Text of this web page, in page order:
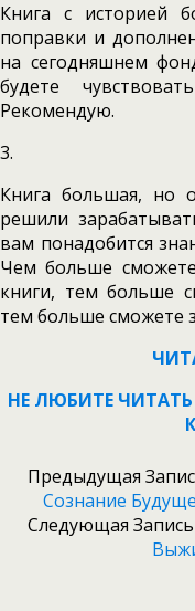
Книга с историей
поправки и
на сегодняшнем
будете
Рекомендую.
3.
Книга большая, но
решили
вам понадобится
Чем больше
книги, тем больше
тем больше сможете
НЕ ЛЮБИТЕ
К
Предыдущая
Сознание
Следующая Запись